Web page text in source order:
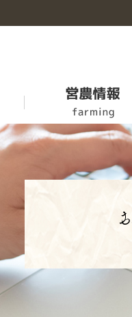
乳製品
農福連携マニュア
家畜市場の市況情報
ふれあい食材
各部紹介